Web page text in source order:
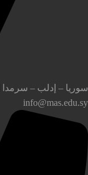
– إدلب – سرمدا